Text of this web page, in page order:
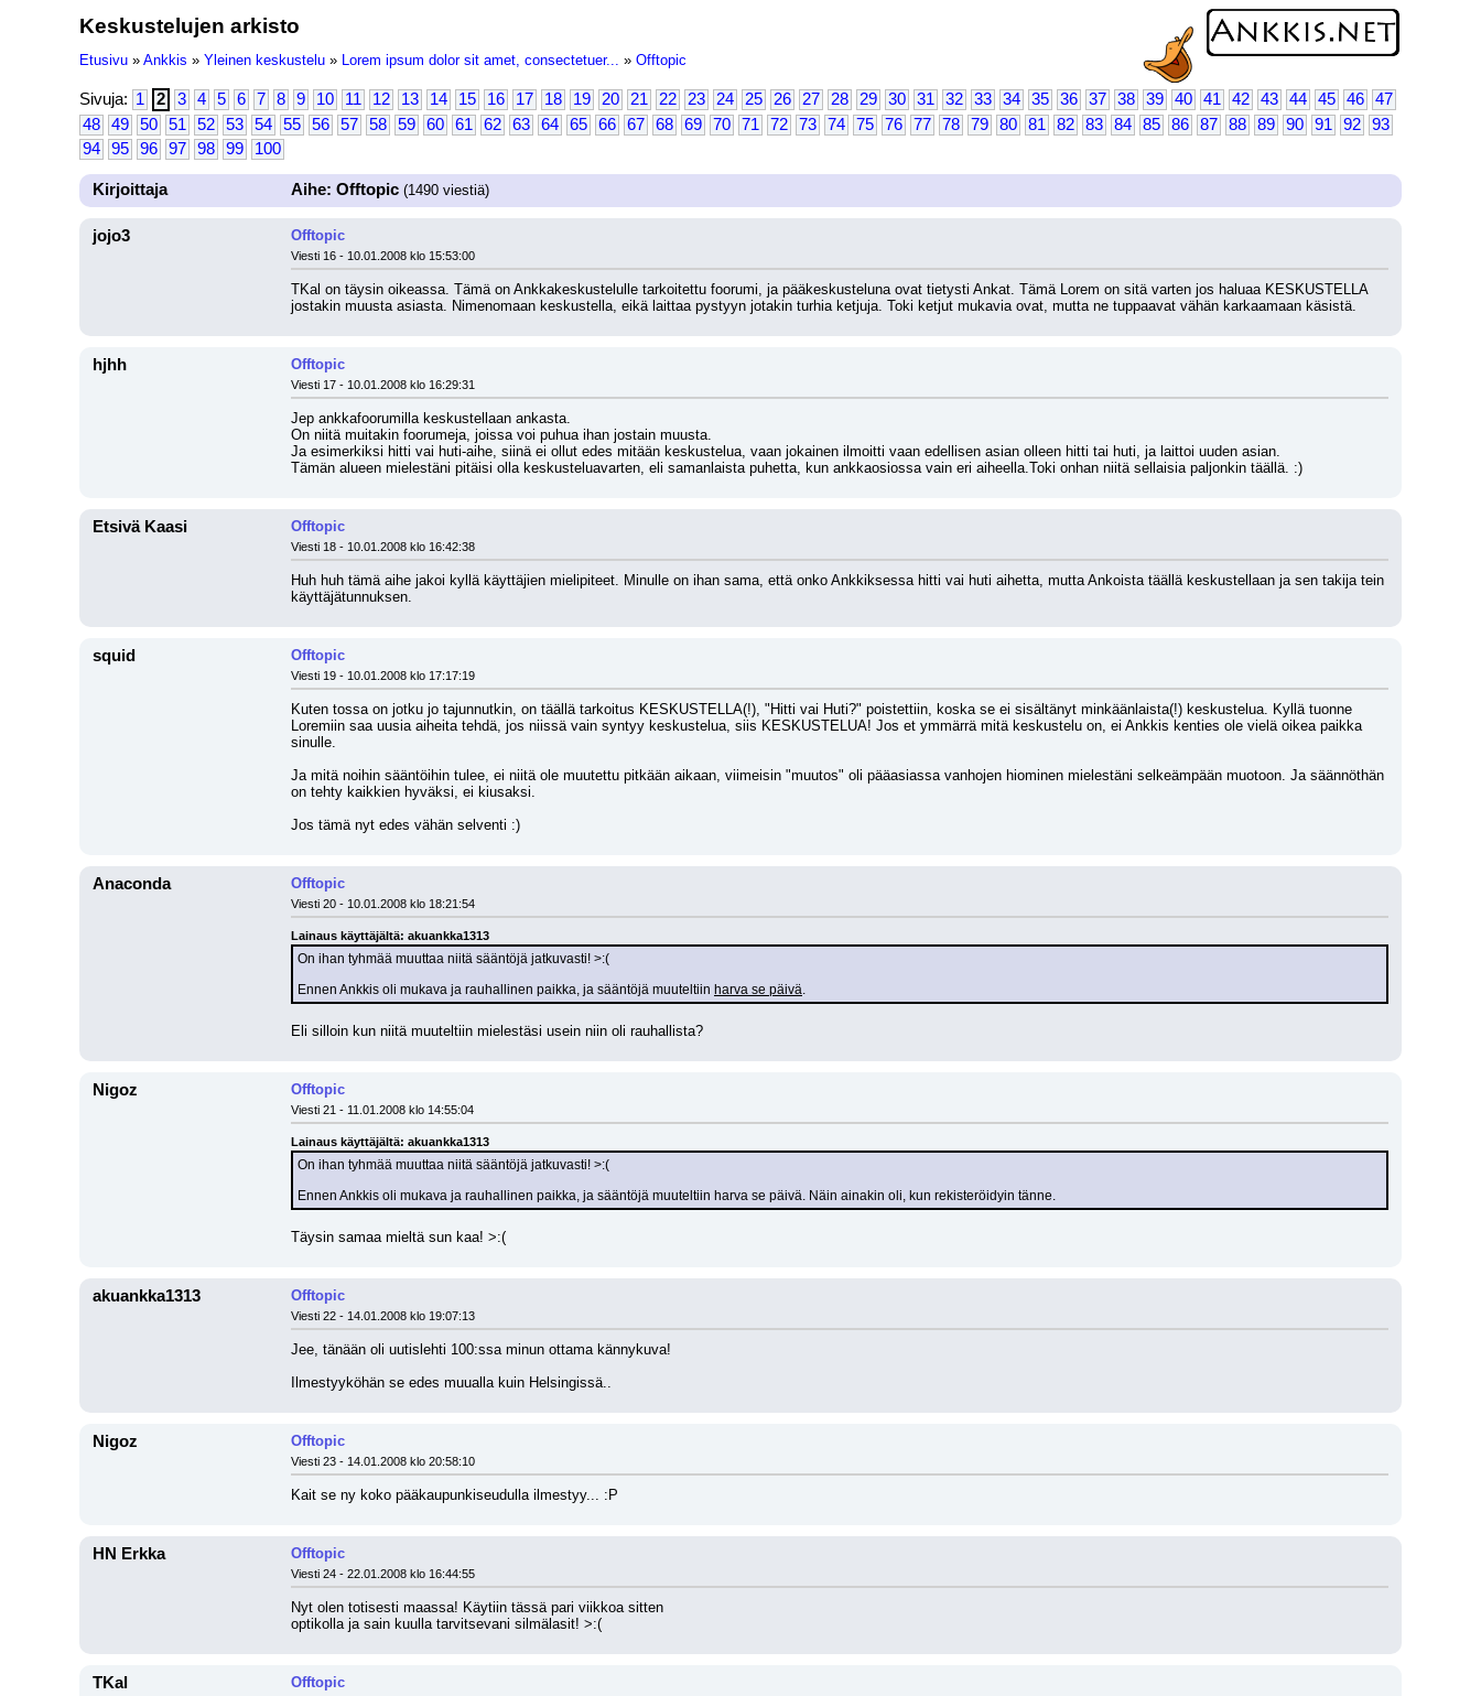
Keskustelujen arkisto
Etusivu » Ankkis » Yleinen keskustelu » Lorem ipsum dolor sit amet, consectetuer... » Offtopic
Sivuja: 1 2 3 4 5 6 7 8 9 10 11 12 13 14 15 16 17 18 19 20 21 22 23 24 25 26 27 28 29 30 31 32 33 34 35 36 37 38 39 40 41 42 43 44 45 46
47
48
49 50 51 52 53 54 55 56 57 58 59 60 61 62 63 64 65 66 67 68 69 70 71 72 73 74 75 76 77 78 79 80 81 82 83 84 85 86 87 88 89 90 91 92
93
94
95 96 97 98 99 100
Kirjoittaja Aihe: Offtopic (1490 viestiä)
jojo3 Offtopic
Viesti 16 - 10.01.2008 klo 15:53:00
TKal on täysin oikeassa. Tämä on Ankkakeskustelulle tarkoitettu foorumi, ja pääkeskusteluna ovat tietysti Ankat. Tämä Lorem on sitä varten jos haluaa KESKUSTELLA
jostakin muusta asiasta. Nimenomaan keskustella, eikä laittaa pystyyn jotakin turhia ketjuja. Toki ketjut mukavia ovat, mutta ne tuppaavat vähän karkaamaan käsistä.
hjhh Offtopic
Viesti 17 - 10.01.2008 klo 16:29:31
Jep ankkafoorumilla keskustellaan ankasta.
On niitä muitakin foorumeja, joissa voi puhua ihan jostain muusta.
Ja esimerkiksi hitti vai huti-aihe, siinä ei ollut edes mitään keskustelua, vaan jokainen ilmoitti vaan edellisen asian olleen hitti tai huti, ja laittoi uuden asian.
Tämän alueen mielestäni pitäisi olla keskusteluavarten, eli samanlaista puhetta, kun ankkaosiossa vain eri aiheella.Toki onhan niitä sellaisia paljonkin täällä. :)
Etsivä Kaasi Offtopic
Viesti 18 - 10.01.2008 klo 16:42:38
Huh huh tämä aihe jakoi kyllä käyttäjien mielipiteet. Minulle on ihan sama, että onko Ankkiksessa hitti vai huti aihetta, mutta Ankoista täällä keskustellaan ja sen takija tein
käyttäjätunnuksen.
squid Offtopic
Viesti 19 - 10.01.2008 klo 17:17:19
Kuten tossa on jotku jo tajunnutkin, on täällä tarkoitus KESKUSTELLA(!), "Hitti vai Huti?" poistettiin, koska se ei sisältänyt minkäänlaista(!) keskustelua. Kyllä tuonne
Loremiin saa uusia aiheita tehdä, jos niissä vain syntyy keskustelua, siis KESKUSTELUA! Jos et ymmärrä mitä keskustelu on, ei Ankkis kenties ole vielä oikea paikka
sinulle.
Ja mitä noihin sääntöihin tulee, ei niitä ole muutettu pitkään aikaan, viimeisin "muutos" oli pääasiassa vanhojen hiominen mielestäni selkeämpään muotoon. Ja säännöthän
on tehty kaikkien hyväksi, ei kiusaksi.
Jos tämä nyt edes vähän selventi :)
Anaconda Offtopic
Viesti 20 - 10.01.2008 klo 18:21:54
Lainaus käyttäjältä: akuankka1313
On ihan tyhmää muuttaa niitä sääntöjä jatkuvasti! >:(
Ennen Ankkis oli mukava ja rauhallinen paikka, ja sääntöjä muuteltiin harva se päivä.
Eli silloin kun niitä muuteltiin mielestäsi usein niin oli rauhallista?
Nigoz Offtopic
Viesti 21 - 11.01.2008 klo 14:55:04
Lainaus käyttäjältä: akuankka1313
On ihan tyhmää muuttaa niitä sääntöjä jatkuvasti! >:(
Ennen Ankkis oli mukava ja rauhallinen paikka, ja sääntöjä muuteltiin harva se päivä. Näin ainakin oli, kun rekisteröidyin tänne.
Täysin samaa mieltä sun kaa! >:(
akuankka1313 Offtopic
Viesti 22 - 14.01.2008 klo 19:07:13
Jee, tänään oli uutislehti 100:ssa minun ottama kännykuva!
Ilmestyyköhän se edes muualla kuin Helsingissä..
Nigoz Offtopic
Viesti 23 - 14.01.2008 klo 20:58:10
Kait se ny koko pääkaupunkiseudulla ilmestyy... :P
HN Erkka Offtopic
Viesti 24 - 22.01.2008 klo 16:44:55
Nyt olen totisesti maassa! Käytiin tässä pari viikkoa sitten
optikolla ja sain kuulla tarvitsevani silmälasit! >:(
TKal Offtopic